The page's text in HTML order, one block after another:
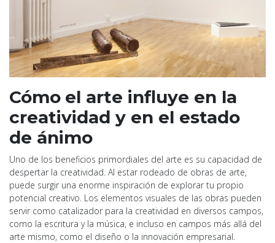
Cómo el arte influye en la
creatividad y en el estado
de ánimo
Uno de los beneficios primordiales del arte es su capacidad de
despertar la creatividad. Al estar rodeado de obras de arte,
puede surgir una enorme inspiración de explorar tu propio
potencial creativo. Los elementos visuales de las obras pueden
servir como catalizador para la creatividad en diversos campos,
como la escritura y la música, e incluso en campos más allá del
arte mismo, como el diseño o la innovación empresarial.